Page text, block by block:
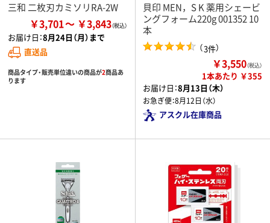
三和 二枚刃カミソリRA-2W
￥3,701 ￥3,843
お届け日：8月24日（月）まで
直送品
商品タイプ・販売単位違いの商品が2商品あ
ります
貝印 MEN，S K 薬用シェービ
ングフォーム220g 001352 10
本
（3件）
￥3,550（税込）
1本あたり ￥355
お届け日：8月13日（木）
お急ぎ便：8月12日（水）
アスクル在庫商品